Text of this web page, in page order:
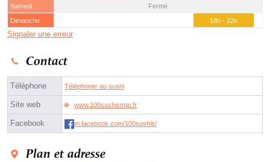
Samedi
Fermé
Dimanche
18h - 22h
Signaler une erreur
Contact
Téléphone Téléphoner au sushi
Site web www.100sushismtp.fr
Facebook m.facebook.com/100sushis/
Plan et adresse